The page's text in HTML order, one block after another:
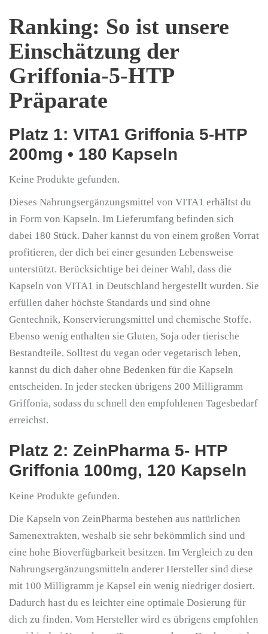
Ranking: So ist unsere
Einschätzung der
Griffonia-5-HTP
Präparate
Platz 1: VITA1 Griffonia 5-HTP
200mg • 180 Kapseln
Keine Produkte gefunden.
Dieses Nahrungsergänzungsmittel von VITA1 erhältst du
in Form von Kapseln. Im Lieferumfang befinden sich
dabei 180 Stück. Daher kannst du von einem großen Vorrat
profitieren, der dich bei einer gesunden Lebensweise
unterstützt. Berücksichtige bei deiner Wahl, dass die
Kapseln von VITA1 in Deutschland hergestellt wurden. Sie
erfüllen daher höchste Standards und sind ohne
Gentechnik, Konservierungsmittel und chemische Stoffe.
Ebenso wenig enthalten sie Gluten, Soja oder tierische
Bestandteile. Solltest du vegan oder vegetarisch leben,
kannst du dich daher ohne Bedenken für die Kapseln
entscheiden. In jeder stecken übrigens 200 Milligramm
Griffonia, sodass du schnell den empfohlenen Tagesbedarf
erreichst.
Platz 2: ZeinPharma 5- HTP
Griffonia 100mg, 120 Kapseln
Keine Produkte gefunden.
Die Kapseln von ZeinPharma bestehen aus natürlichen
Samenextrakten, weshalb sie sehr bekömmlich sind und
eine hohe Bioverfügbarkeit besitzen. Im Vergleich zu den
Nahrungsergänzungsmitteln anderer Hersteller sind diese
mit 100 Milligramm je Kapsel ein wenig niedriger dosiert.
Dadurch hast du es leichter eine optimale Dosierung für
dich zu finden. Vom Hersteller wird es übrigens empfohlen